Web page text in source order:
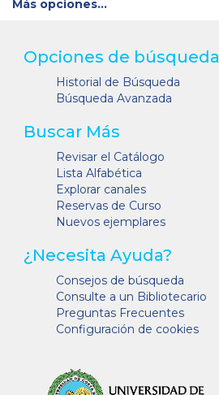
Más opciones…
Opciones de búsqueda
Historial de Búsqueda
Búsqueda Avanzada
Buscar Más
Revisar el Catálogo
Lista Alfabética
Explorar canales
Reservas de Curso
Nuevos ejemplares
¿Necesita Ayuda?
Consejos de búsqueda
Consulte a un Bibliotecario
Preguntas Frecuentes
Configuración de cookies